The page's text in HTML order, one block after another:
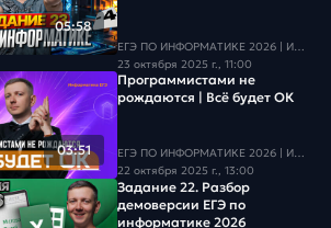
05:58
ЕГЭ ПО ИНФОРМАТИКЕ 2026 | Информатика с БУ
23 октября 2025 г., 11:00
03:51
Программистами не
рождаются | Всё будет ОК
ЕГЭ ПО ИНФОРМАТИКЕ 2026 | Информатика с БУ
22 октября 2025 г., 13:00
Задание 22. Разбор
демоверсии ЕГЭ по
информатике 2026